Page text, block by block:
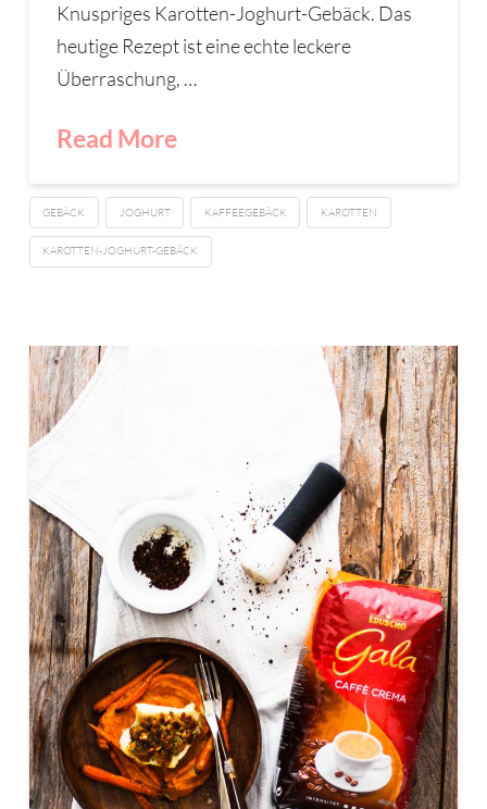
Knuspriges Karotten-Joghurt-Gebäck. Das
heutige Rezept ist eine echte leckere
Überraschung, …
Read More
GEBÄCK JOGHURT KAFFEEGEBÄCK KAROTTEN
KAROTTEN-JOGHURT-GEBÄCK